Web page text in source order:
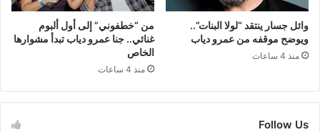
وائل جسار ينتقد “لولا البنات”..
ويوضح موقفه من عمرو دياب
منذ 4 ساعات
من “خطفوني” إلى أول ألبوم
غنائي.. جنا عمرو دياب تبدأ مشوارها
الخاص
منذ 4 ساعات
Follow Us